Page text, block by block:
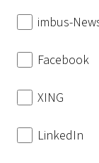
imbus-
Facebook
XING
LinkedIn